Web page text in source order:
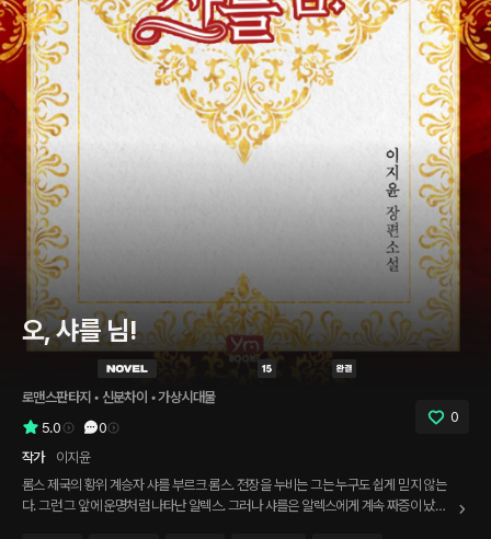
오, 샤를 님!
로맨스판타지 • 신분차이 • 가상시대물
5.0
0
0
작가
이지윤
롬스 제국의 황위 계승자 샤를 부르크 롬스. 전장을 누비는 그는 누구도 쉽게 믿지 않는
다. 그런 그 앞에 운명처럼 나타난 알렉스. 그러나 샤를은 알렉스에게 계속 짜증이 났다.